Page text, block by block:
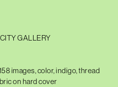
GALLERY
images, color, indigo, thread
on hard cover